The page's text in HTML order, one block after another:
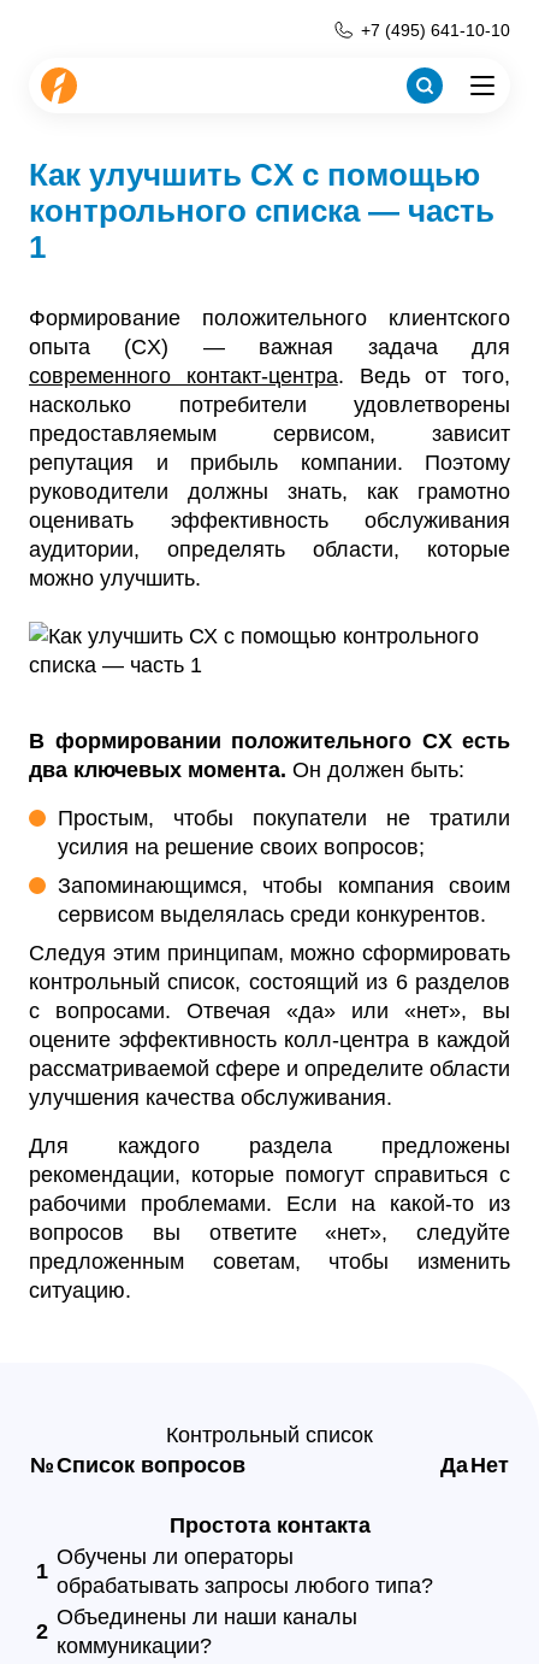
+7 (495) 641-10-10
Как улучшить CX с помощью
контрольного списка — часть
1
Формирование положительного клиентского
опыта (CX) — важная задача для
современного контакт-центра. Ведь от того,
насколько потребители удовлетворены
предоставляемым сервисом, зависит
репутация и прибыль компании. Поэтому
руководители должны знать, как грамотно
оценивать эффективность обслуживания
аудитории, определять области, которые
можно улучшить.
В формировании положительного CX есть
два ключевых момента. Он должен быть:
Простым, чтобы покупатели не тратили
усилия на решение своих вопросов;
Запоминающимся, чтобы компания своим
сервисом выделялась среди конкурентов.
Следуя этим принципам, можно сформировать
контрольный список, состоящий из 6 разделов
с вопросами. Отвечая «да» или «нет», вы
оцените эффективность колл-центра в каждой
рассматриваемой сфере и определите области
улучшения качества обслуживания.
Для каждого раздела предложены
рекомендации, которые помогут справиться с
рабочими проблемами. Если на какой-то из
вопросов вы ответите «нет», следуйте
предложенным советам, чтобы изменить
ситуацию.
Контрольный список
№Список вопросов ДаНет
Простота контакта
1
Обучены ли операторы
обрабатывать запросы любого типа?
2
Объединены ли наши каналы
коммуникации?